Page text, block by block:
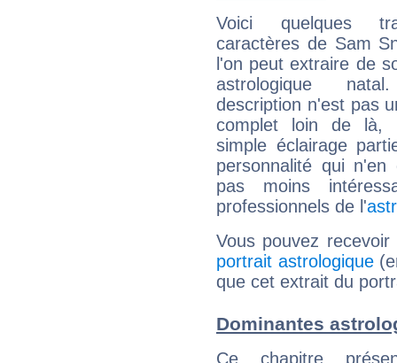
Voici quelques
caractères de Sam
l'on peut extraire de
astrologique
description n'est pas
complet loin de là,
simple éclairage
personnalité qui n'en
pas moins
professionnels de l'
Vous pouvez
portrait astrologique
que cet extrait du
Dominantes
Ce chapitre